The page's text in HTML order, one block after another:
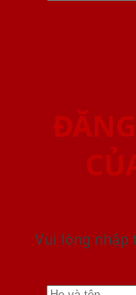
Vui lòng nhập